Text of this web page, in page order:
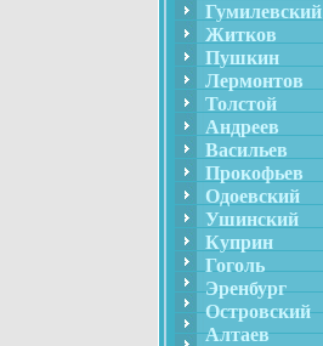
Гумилевский
Житков
Пушкин
Лермонтов
Толстой
Андреев
Васильев
Прокофьев
Одоевский
Ушинский
Куприн
Гоголь
Эренбург
Островский
Алтаев